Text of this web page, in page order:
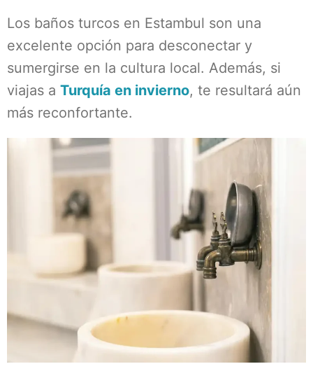
Los baños turcos en Estambul son una
excelente opción para desconectar y
sumergirse en la cultura local. Además, si
viajas a Turquía en invierno, te resultará aún
más reconfortante.